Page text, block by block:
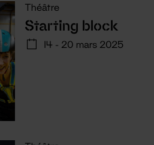
Théâtre
Starting block
14 - 20 mars 2025